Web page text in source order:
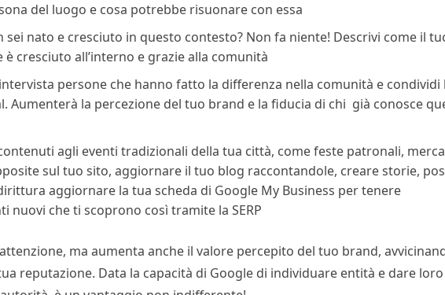
del luogo e cosa potrebbe risuonare con essa
sei nato e cresciuto in questo contesto? Non fa niente! Descrivi come il
cresciuto all’interno e grazie alla comunità
persone che hanno fatto la differenza nella comunità e condividi
Aumenterà la percezione del tuo brand e la fiducia di chi già conosce
agli eventi tradizionali della tua città, come feste patronali,
sul tuo sito, aggiornare il tuo blog raccontandole, creare storie,
aggiornare la tua scheda di Google My Business per tenere
che ti scoprono così tramite la SERP
ma aumenta anche il valore percepito del tuo brand,
reputazione. Data la capacità di Google di individuare entità e dare